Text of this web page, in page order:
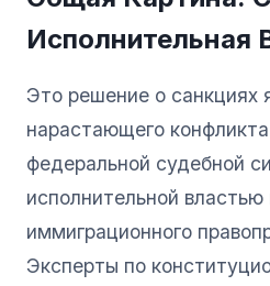
Исполнительная
Это решение о санкциях
нарастающего
федеральной судебной
исполнительной
иммиграционного
Эксперты по